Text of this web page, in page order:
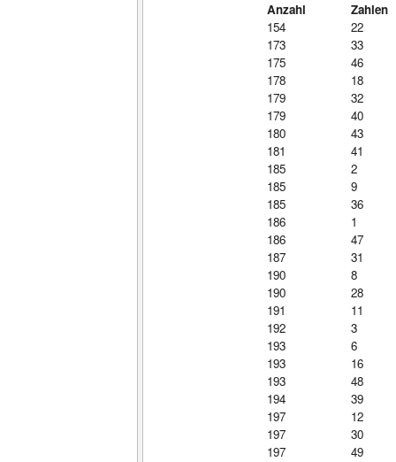
Anzahl
Zahlen
154
22
173
33
175
46
178
18
179
32
179
40
180
43
181
41
185
2
185
9
185
36
186
1
186
47
187
31
190
8
190
28
191
11
192
3
193
6
193
16
193
48
194
39
197
12
197
30
197
49